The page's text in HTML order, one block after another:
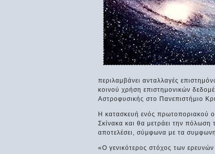
περιλαμβάνει ανταλλαγές
κοινού χρήση επιστημονικών
Αστροφυσικής στο Πανεπιστήμιο
Η κατασκευή ενός πρωτοποριακού
Σκίνακα και θα μετράει την πόλωση
αποτελέσει, σύμφωνα με τα
«Ο γενικότερος στόχος των